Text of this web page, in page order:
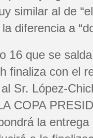
similar al de
diferencia a
16 que se
finaliza con el
Sr. López-
COPA
la